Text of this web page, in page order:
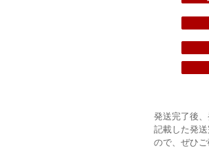
発送完了後
記載した発
ので、ぜひご